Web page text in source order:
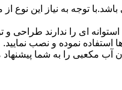
تولیدی ایده نوآوران می باشد.با
ای را ندارند طراحی و
استفاده نموده و نصب نمایید.
مکعبی را به شما پیشنهاد